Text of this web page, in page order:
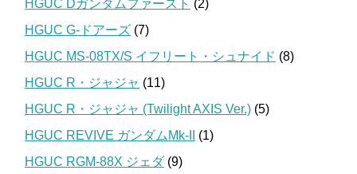
HGUC Dガンダムファースト (2)
HGUC G-ドアーズ (7)
HGUC MS-08TX/S イフリート・シュナイド (8)
HGUC R・ジャジャ (11)
HGUC R・ジャジャ (Twilight AXIS Ver.) (5)
HGUC REVIVE ガンダムMk-II
(1)
HGUC RGM-88X ジェダ(9)